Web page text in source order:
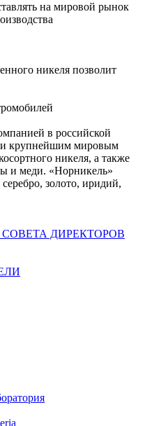
на мировой рынок
никеля позволит
в российской
и крупнейшим мировым
никеля, а также
и меди. «Норникель»
золото, иридий,
ДИРЕКТОРОВ